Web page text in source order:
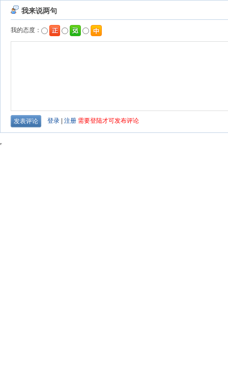
我来说两句
我的态度：
登录 注册 需要登陆才可发布评论